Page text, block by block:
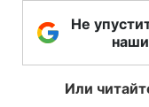
Не
Или